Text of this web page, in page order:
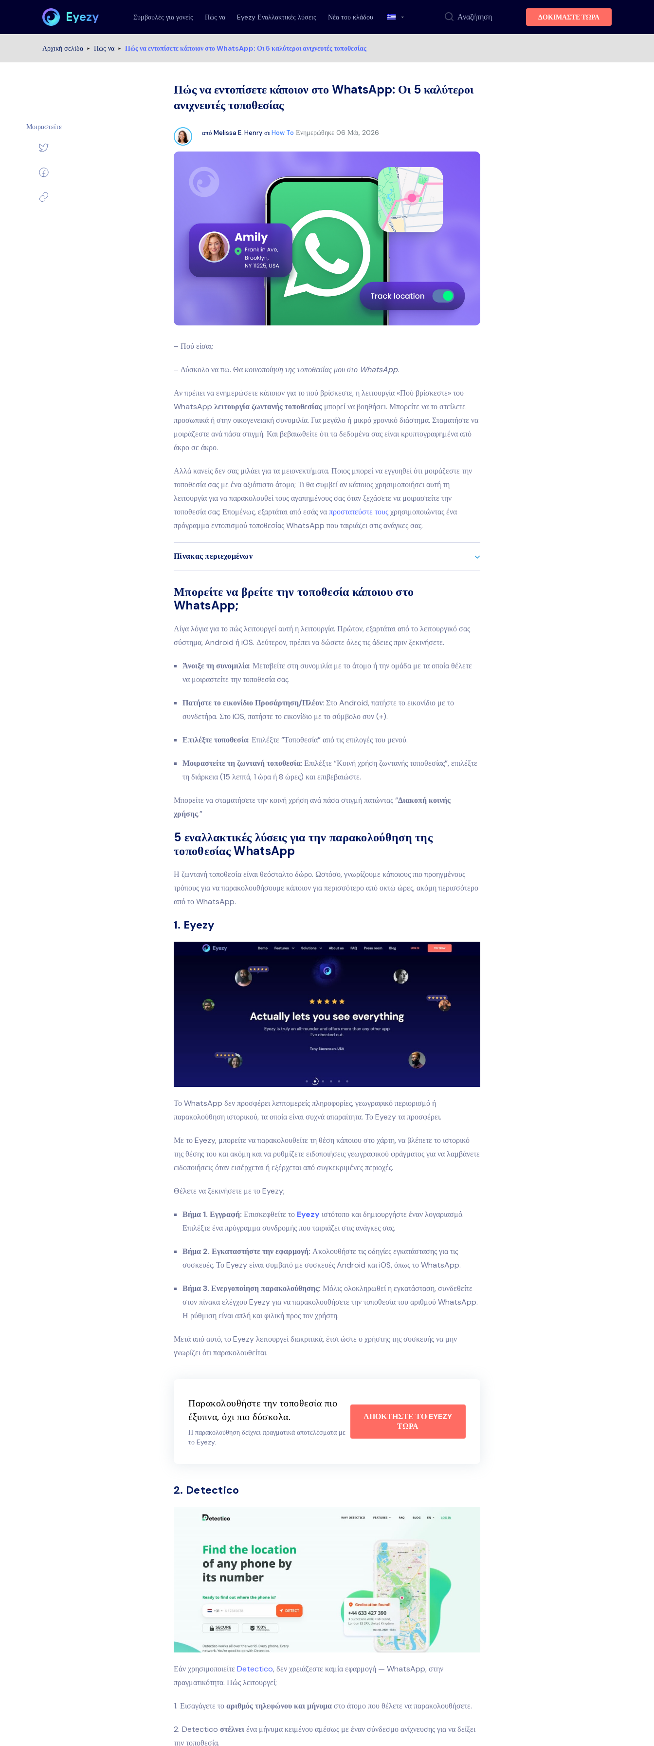
Eyezy Συμβουλές για γονείς Πώς να Eyezy Εναλλακτικές λύσεις Νέα του κλάδου Αναζήτηση ΔΟΚΙΜΑΣΤΕ ΤΩΡΑ
Αρχική σελίδα Πώς να Πώς να εντοπίσετε κάποιον στο WhatsApp: Οι 5 καλύτεροι ανιχνευτές τοποθεσίας
Πώς να εντοπίσετε κάποιον στο WhatsApp: Οι 5 καλύτεροι
ανιχνευτές τοποθεσίας
από Melissa E. Henry σεHow To Ενημερώθηκε 06 Μάι, 2026
– Πού είσαι;
– Δύσκολο να πω. Θακοινοποίηση της τοποθεσίας μου στο WhatsApp.
Αν πρέπει να ενημερώσετε κάποιον για το πού βρίσκεστε, η λειτουργία «Πού βρίσκεστε» του
WhatsApp λειτουργία ζωντανής τοποθεσίας μπορεί να βοηθήσει. Μπορείτε να το στείλετε
προσωπικά ή στην οικογενειακή συνομιλία. Για μεγάλο ή μικρό χρονικό διάστημα. Σταματήστε να
μοιράζεστε ανά πάσα στιγμή. Και βεβαιωθείτε ότι τα δεδομένα σας είναι κρυπτογραφημένα από
άκρο σε άκρο.
Αλλά κανείς δεν σας μιλάει για τα μειονεκτήματα. Ποιος μπορεί να εγγυηθεί ότι μοιράζεστε την
τοποθεσία σας με ένα αξιόπιστο άτομο; Τι θα συμβεί αν κάποιος χρησιμοποιήσει αυτή τη
λειτουργία για να παρακολουθεί τους αγαπημένους σας όταν ξεχάσετε να μοιραστείτε την
τοποθεσία σας; Επομένως, εξαρτάται από εσάς ναπροστατεύστε τουςχρησιμοποιώντας ένα
πρόγραμμα εντοπισμού τοποθεσίας WhatsApp που ταιριάζει στις ανάγκες σας.
Πίνακας περιεχομένων
Μπορείτε να βρείτε την τοποθεσία κάποιου στο
WhatsApp;
Λίγα λόγια για το πώς λειτουργεί αυτή η λειτουργία. Πρώτον, εξαρτάται από το λειτουργικό σας
σύστημα, Android ή iOS. Δεύτερον, πρέπει να δώσετε όλες τις άδειες πριν ξεκινήσετε.
Άνοιξε τη συνομιλία: Μεταβείτε στη συνομιλία με το άτομο ή την ομάδα με τα οποία θέλετε
να μοιραστείτε την τοποθεσία σας.
Πατήστε το εικονίδιο Προσάρτηση/Πλέον: Στο Android, πατήστε το εικονίδιο με το
συνδετήρα. Στο iOS, πατήστε το εικονίδιο με το σύμβολο συν (+).
Επιλέξτε τοποθεσία: Επιλέξτε “Τοποθεσία” από τις επιλογές του μενού.
Μοιραστείτε τη ζωντανή τοποθεσία: Επιλέξτε “Κοινή χρήση ζωντανής τοποθεσίας”, επιλέξτε
τη διάρκεια (15 λεπτά, 1 ώρα ή 8 ώρες) και επιβεβαιώστε.
Μπορείτε να σταματήσετε την κοινή χρήση ανά πάσα στιγμή πατώντας “Διακοπή κοινής
χρήσης.”
5 εναλλακτικές λύσεις για την παρακολούθηση της
τοποθεσίας WhatsApp
Η ζωντανή τοποθεσία είναι θεόσταλτο δώρο. Ωστόσο, γνωρίζουμε κάποιους πιο προηγμένους
τρόπους για να παρακολουθήσουμε κάποιον για περισσότερο από οκτώ ώρες, ακόμη περισσότερο
από το WhatsApp.
1. Eyezy
Το WhatsApp δεν προσφέρει λεπτομερείς πληροφορίες, γεωγραφικό περιορισμό ή
παρακολούθηση ιστορικού, τα οποία είναι συχνά απαραίτητα. Το Eyezy τα προσφέρει.
Με το Eyezy, μπορείτε να παρακολουθείτε τη θέση κάποιου στο χάρτη, να βλέπετε το ιστορικό
της θέσης του και ακόμη και να ρυθμίζετε ειδοποιήσεις γεωγραφικού φράγματος για να λαμβάνετε
ειδοποιήσεις όταν εισέρχεται ή εξέρχεται από συγκεκριμένες περιοχές.
Θέλετε να ξεκινήσετε με το Eyezy;
Βήμα 1. Εγγραφή: Επισκεφθείτε το Eyezy ιστότοπο και δημιουργήστε έναν λογαριασμό.
Επιλέξτε ένα πρόγραμμα συνδρομής που ταιριάζει στις ανάγκες σας.
Βήμα 2. Εγκαταστήστε την εφαρμογή: Ακολουθήστε τις οδηγίες εγκατάστασης για τις
συσκευές. Το Eyezy είναι συμβατό με συσκευές Android και iOS, όπως το WhatsApp.
Βήμα 3. Ενεργοποίηση παρακολούθησης: Μόλις ολοκληρωθεί η εγκατάσταση, συνδεθείτε
στον πίνακα ελέγχου Eyezy για να παρακολουθήσετε την τοποθεσία του αριθμού WhatsApp.
Η ρύθμιση είναι απλή και φιλική προς τον χρήστη.
Μετά από αυτό, το Eyezy λειτουργεί διακριτικά, έτσι ώστε ο χρήστης της συσκευής να μην
γνωρίζει ότι παρακολουθείται.
Παρακολουθήστε την τοποθεσία πιο
έξυπνα, όχι πιο δύσκολα.
Η παρακολούθηση δείχνει πραγματικά αποτελέσματα με
το Eyezy.
ΑΠΟΚΤΗΣΤΕ ΤΟ EYEZY
ΤΩΡΑ
2. Detectico
Εάν χρησιμοποιείτε Detectico, δεν χρειάζεστε καμία εφαρμογή — WhatsApp, στην
πραγματικότητα. Πώς λειτουργεί;
Εισαγάγετε τοαριθμός τηλεφώνου και μήνυμαστο άτομο που θέλετε να παρακολουθήσετε.
Detectico στέλνειένα μήνυμα κειμένου αμέσως με έναν σύνδεσμο ανίχνευσης για να δείξει
την τοποθεσία.
Μοιραστείτε